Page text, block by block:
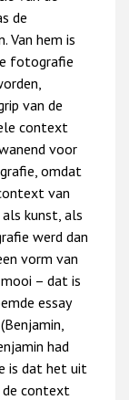
de
Van hem is
fotografie
van de
context
voor
omdat
van
kunst, als
werd dan
vorm van
– dat is
essay
had
is dat het uit
de context